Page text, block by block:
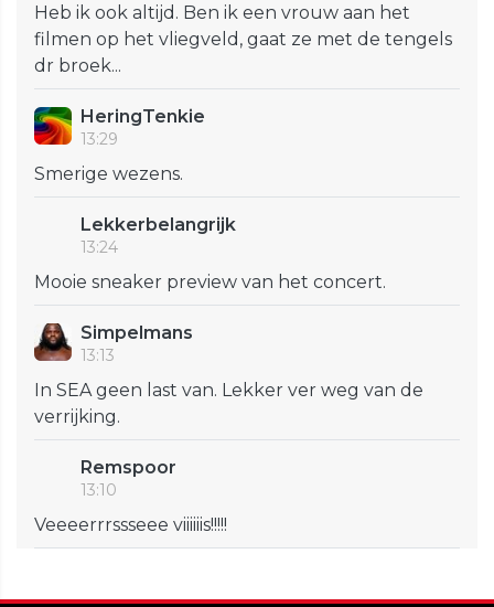
Heb ik ook altijd. Ben ik een vrouw aan het
filmen op het vliegveld, gaat ze met de tengels
dr broek...
HeringTenkie
13:29
Smerige wezens.
Lekkerbelangrijk
13:24
Mooie sneaker preview van het concert.
Simpelmans
13:13
In SEA geen last van. Lekker ver weg van de
verrijking.
Remspoor
13:10
Veeeerrrssseee viiiiiis!!!!!